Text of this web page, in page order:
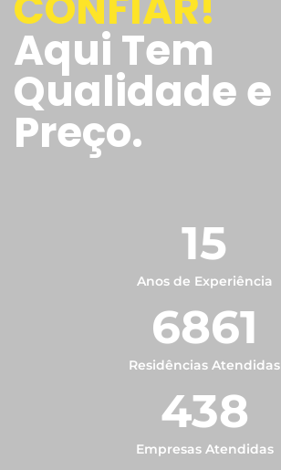
Aqui Tem
Qualidade e
Preço.
15
Anos de Experiência
6861
Residências Atendidas
438
Empresas Atendidas